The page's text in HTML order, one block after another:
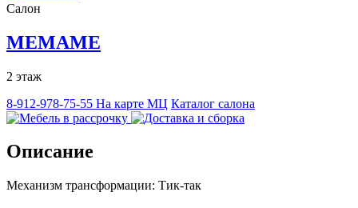
Салон
МЕМАМЕ
2 этаж
8-912-978-75-55 На карте МЦ Каталог салона
Описание
Механизм трансформации: Тик-так